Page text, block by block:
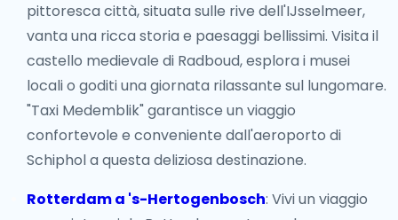
pittoresca città, situata sulle rive dell'IJsselmeer,
vanta una ricca storia e paesaggi bellissimi. Visita il
castello medievale di Radboud, esplora i musei
locali o goditi una giornata rilassante sul lungomare.
"Taxi Medemblik" garantisce un viaggio
confortevole e conveniente dall'aeroporto di
Schiphol a questa deliziosa destinazione.
Rotterdam a 's-Hertogenbosch: Vivi un viaggio